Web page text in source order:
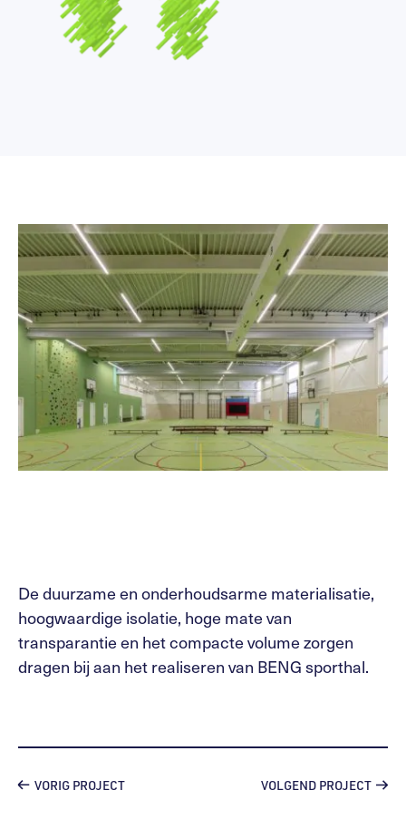
De duurzame en onderhoudsarme materialisatie,
hoogwaardige isolatie, hoge mate van
transparantie en het compacte volume zorgen
dragen bij aan het realiseren van BENG sporthal.
VORIG PROJECT VOLGEND PROJECT